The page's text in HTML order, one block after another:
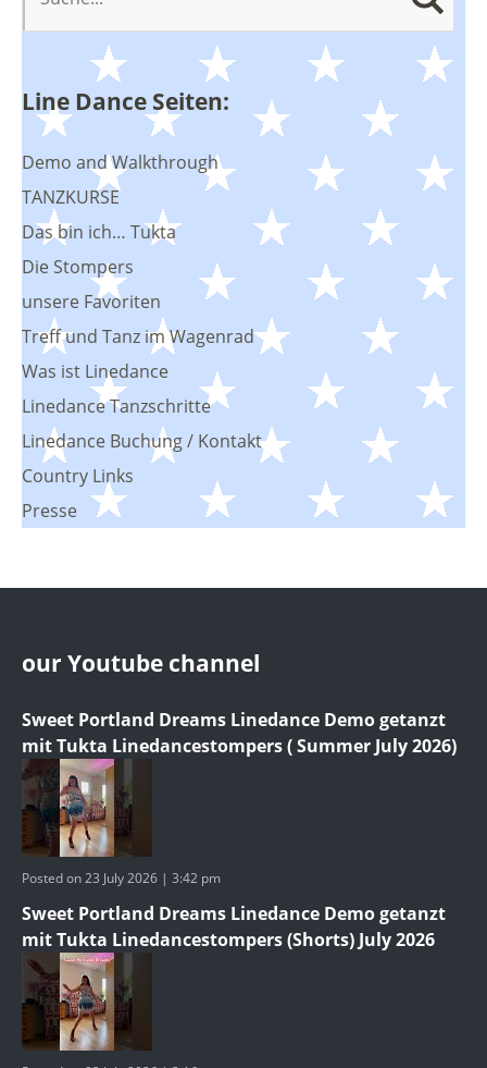
Line Dance Seiten:
Demo and Walkthrough
TANZKURSE
Das bin ich… Tukta
Die Stompers
unsere Favoriten
Treff und Tanz im Wagenrad
Was ist Linedance
Linedance Tanzschritte
Linedance Buchung / Kontakt
Country Links
Presse
our Youtube channel
Sweet Portland Dreams Linedance Demo getanzt
mit Tukta Linedancestompers ( Summer July 2026)
Posted on 23 July 2026 | 3:42 pm
Sweet Portland Dreams Linedance Demo getanzt
mit Tukta Linedancestompers (Shorts) July 2026